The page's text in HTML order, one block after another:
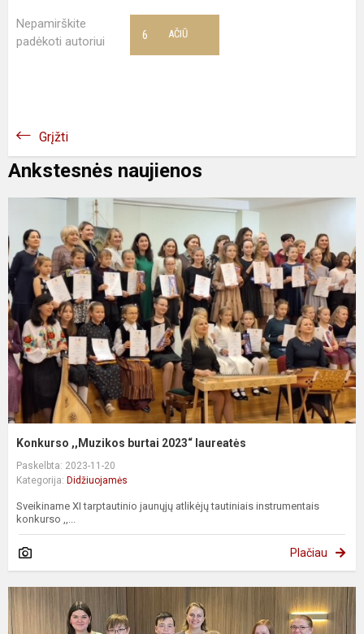
Nepamirškite
padėkoti autoriui
AČIŪ
6
Grįžti
Ankstesnės naujienos
Konkurso ,,Muzikos burtai 2023“ laureatės
Paskelbta: 2023-11-20
Kategorija: Didžiuojamės
Sveikiname XI tarptautinio jaunųjų atlikėjų tautiniais instrumentais
konkurso ,,...
Plačiau